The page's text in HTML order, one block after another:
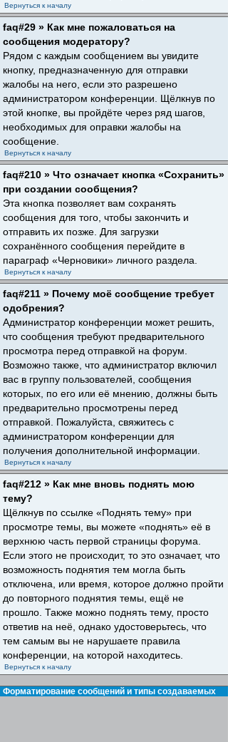
Вернуться к началу
faq#29 » Как мне пожаловаться на
сообщения модератору?
Рядом с каждым сообщением вы увидите
кнопку, предназначенную для отправки
жалобы на него, если это разрешено
администратором конференции. Щёлкнув по
этой кнопке, вы пройдёте через ряд шагов,
необходимых для оправки жалобы на
сообщение.
Вернуться к началу
faq#210 » Что означает кнопка «Сохранить»
при создании сообщения?
Эта кнопка позволяет вам сохранять
сообщения для того, чтобы закончить и
отправить их позже. Для загрузки
сохранённого сообщения перейдите в
параграф «Черновики» личного раздела.
Вернуться к началу
faq#211 » Почему моё сообщение требует
одобрения?
Администратор конференции может решить,
что сообщения требуют предварительного
просмотра перед отправкой на форум.
Возможно также, что администратор включил
вас в группу пользователей, сообщения
которых, по его или её мнению, должны быть
предварительно просмотрены перед
отправкой. Пожалуйста, свяжитесь с
администратором конференции для
получения дополнительной информации.
Вернуться к началу
faq#212 » Как мне вновь поднять мою
тему?
Щёлкнув по ссылке «Поднять тему» при
просмотре темы, вы можете «поднять» её в
верхнюю часть первой страницы форума.
Если этого не происходит, то это означает, что
возможность поднятия тем могла быть
отключена, или время, которое должно пройти
до повторного поднятия темы, ещё не
прошло. Также можно поднять тему, просто
ответив на неё, однако удостоверьтесь, что
тем самым вы не нарушаете правила
конференции, на которой находитесь.
Вернуться к началу
Форматирование сообщений и типы создаваемых